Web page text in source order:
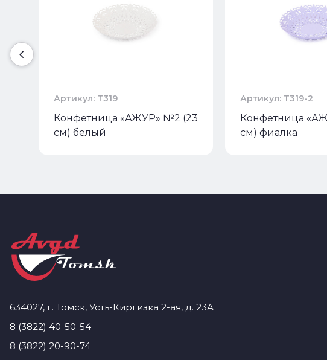
Артикул: Т319
Конфетница «АЖУР» №2 (23
см) белый
Артикул: Т319-2
Конфетница
см) фиалка
634027, г. Томск, Усть-Киргизка 2-ая, д. 23А
8 (3822) 40-50-54
8 (3822) 20-90-74